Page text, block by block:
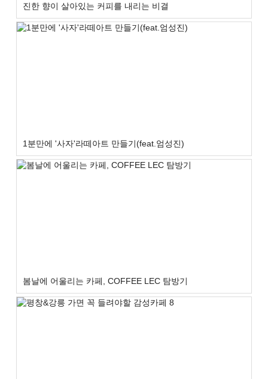
진한 향이 살아있는 커피를 내리는 비결
1분만에 '사자'라떼아트 만들기(feat.엄성진)
봄날에 어울리는 카페, COFFEE LEC 탐방기